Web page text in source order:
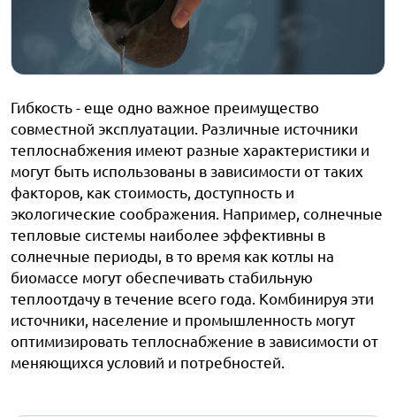
Гибкость - еще одно важное преимущество
совместной эксплуатации. Различные источники
теплоснабжения имеют разные характеристики и
могут быть использованы в зависимости от таких
факторов, как стоимость, доступность и
экологические соображения. Например, солнечные
тепловые системы наиболее эффективны в
солнечные периоды, в то время как котлы на
биомассе могут обеспечивать стабильную
теплоотдачу в течение всего года. Комбинируя эти
источники, население и промышленность могут
оптимизировать теплоснабжение в зависимости от
меняющихся условий и потребностей.